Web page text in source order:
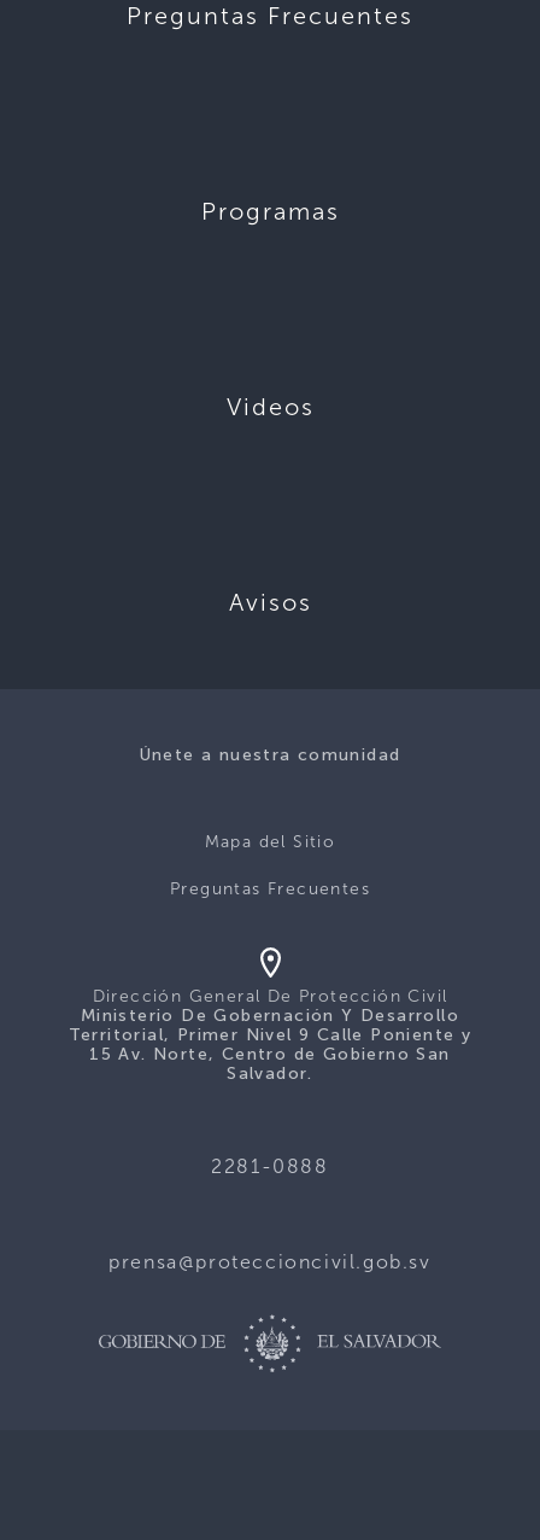
Preguntas Frecuentes
Programas
Videos
Avisos
Únete a nuestra comunidad
Mapa del Sitio
Preguntas Frecuentes
Dirección General De Protección Civil
Ministerio De Gobernación Y Desarrollo
Territorial, Primer Nivel 9 Calle Poniente y
15 Av. Norte, Centro de Gobierno San
Salvador.
2281-0888
prensa@proteccioncivil.gob.sv